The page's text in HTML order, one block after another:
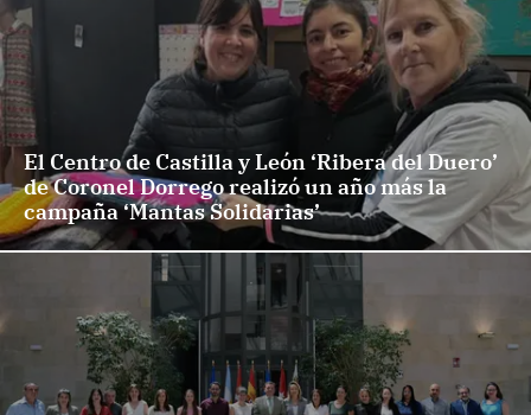
El Centro de Castilla y León ‘Ribera del Duero’
de Coronel Dorrego realizó un año más la
campaña ‘Mantas Solidarias’